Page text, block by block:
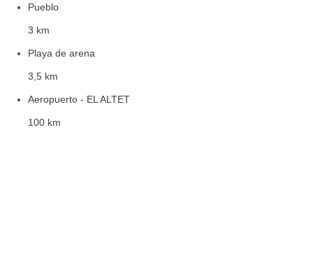
Pueblo
3 km
Playa de arena
3,5 km
Aeropuerto - EL ALTET
100 km